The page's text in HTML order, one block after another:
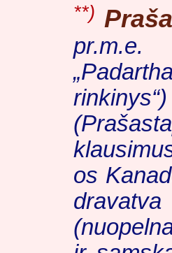
**)
pr.m.e.
(
os
dravatva